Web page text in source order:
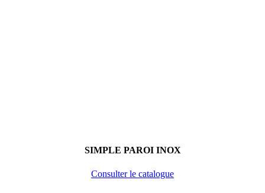
SIMPLE PAROI INOX
Consulter le catalogue